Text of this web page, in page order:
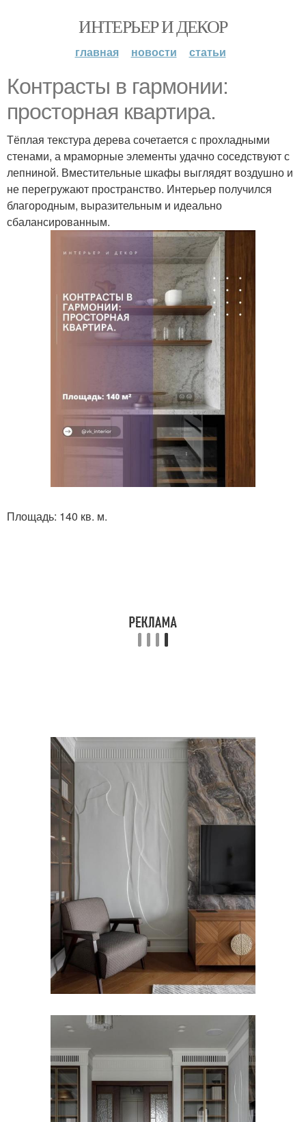
ИНТЕРЬЕР И ДЕКОР
главная новости статьи
Контрасты в гармонии:
просторная квартира.
Тёплая текстура дерева сочетается с прохладными
стенами, а мраморные элементы удачно соседствуют с
лепниной. Вместительные шкафы выглядят воздушно и
не перегружают пространство. Интерьер получился
благородным, выразительным и идеально
сбалансированным.
Площадь: 140 кв. м.